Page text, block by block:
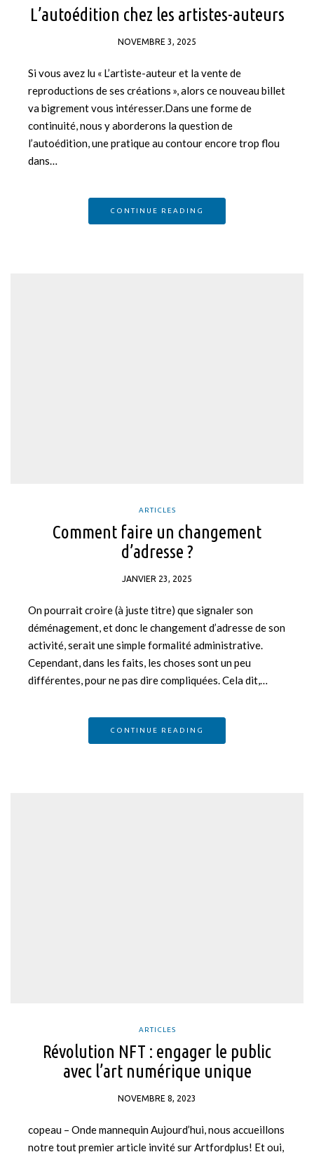
L’autoédition chez les artistes-auteurs
NOVEMBRE 3, 2025
Si vous avez lu « L’artiste-auteur et la vente de
reproductions de ses créations », alors ce nouveau billet
va bigrement vous intéresser.Dans une forme de
continuité, nous y aborderons la question de
l’autoédition, une pratique au contour encore trop flou
dans…
CONTINUE READING
ARTICLES
Comment faire un changement
d’adresse ?
JANVIER 23, 2025
On pourrait croire (à juste titre) que signaler son
déménagement, et donc le changement d’adresse de son
activité, serait une simple formalité administrative.
Cependant, dans les faits, les choses sont un peu
différentes, pour ne pas dire compliquées. Cela dit,…
CONTINUE READING
ARTICLES
Révolution NFT : engager le public
avec l’art numérique unique
NOVEMBRE 8, 2023
copeau – Onde mannequin Aujourd’hui, nous accueillons
notre tout premier article invité sur Artfordplus! Et oui,